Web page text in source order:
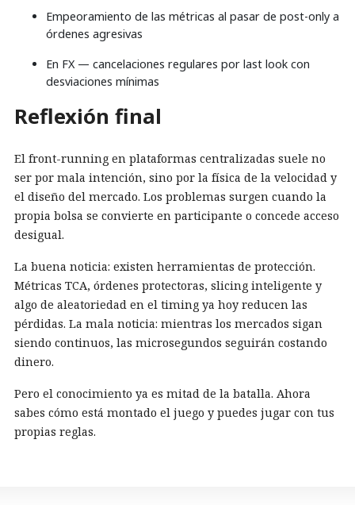
Empeoramiento de las métricas al pasar de post-only a
órdenes agresivas
En FX — cancelaciones regulares por last look con
desviaciones mínimas
Reflexión final
El front-running en plataformas centralizadas suele no
ser por mala intención, sino por la física de la velocidad y
el diseño del mercado. Los problemas surgen cuando la
propia bolsa se convierte en participante o concede acceso
desigual.
La buena noticia: existen herramientas de protección.
Métricas TCA, órdenes protectoras, slicing inteligente y
algo de aleatoriedad en el timing ya hoy reducen las
pérdidas. La mala noticia: mientras los mercados sigan
siendo continuos, las microsegundos seguirán costando
dinero.
Pero el conocimiento ya es mitad de la batalla. Ahora
sabes cómo está montado el juego y puedes jugar con tus
propias reglas.